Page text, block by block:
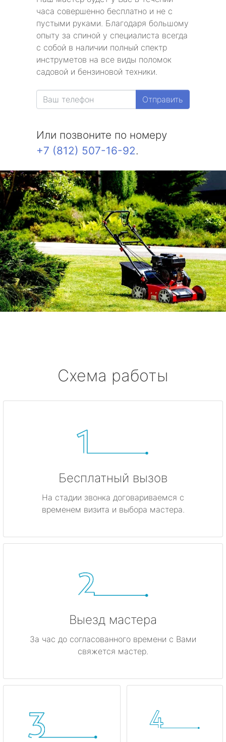
часа совершенно бесплатно и не с
пустыми руками. Благодаря большому
опыту за спиной у специалиста всегда
с собой в наличии полный спектр
инструметов на все виды поломок
садовой и бензиновой техники.
Отправить
Или позвоните по номеру
+7 (812) 507-16-92.
Схема работы
Бесплатный вызов
На стадии звонка договариваемся с
временем визита и выбора мастера.
Выезд мастера
За час до согласованного времени с Вами
свяжется мастер.